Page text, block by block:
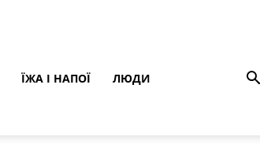
ЇЖА І НАПОЇ ЛЮДИ